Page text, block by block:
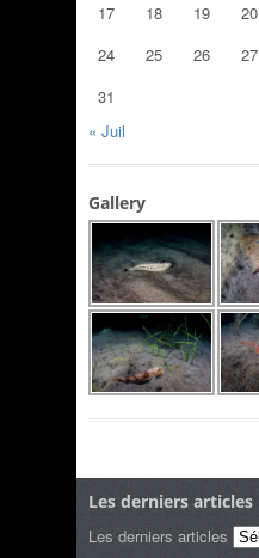
17
18 19 20
24
25 26 27
31
« Juil
Gallery
Les derniers articles
Les derniers articles